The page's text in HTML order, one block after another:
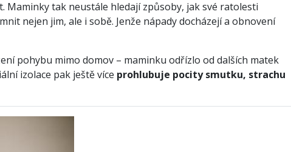
Maminky tak neustále hledají způsoby, jak své ratolesti
nejen jim, ale i sobě. Jenže nápady docházejí a obnovení
pohybu mimo domov – maminku odřízlo od dalších matek
izolace pak ještě více prohlubuje pocity smutku, strachu